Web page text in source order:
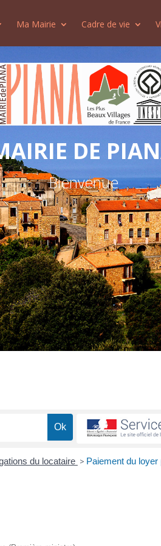
Ma Mairie Cadre de vie
DE
Bienvenue
du locataire > Paiement du loyer